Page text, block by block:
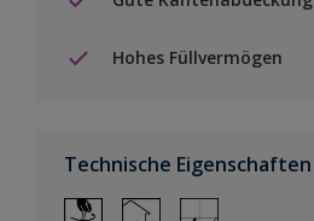
Hohes Füllvermögen
Technische Eigenschaften